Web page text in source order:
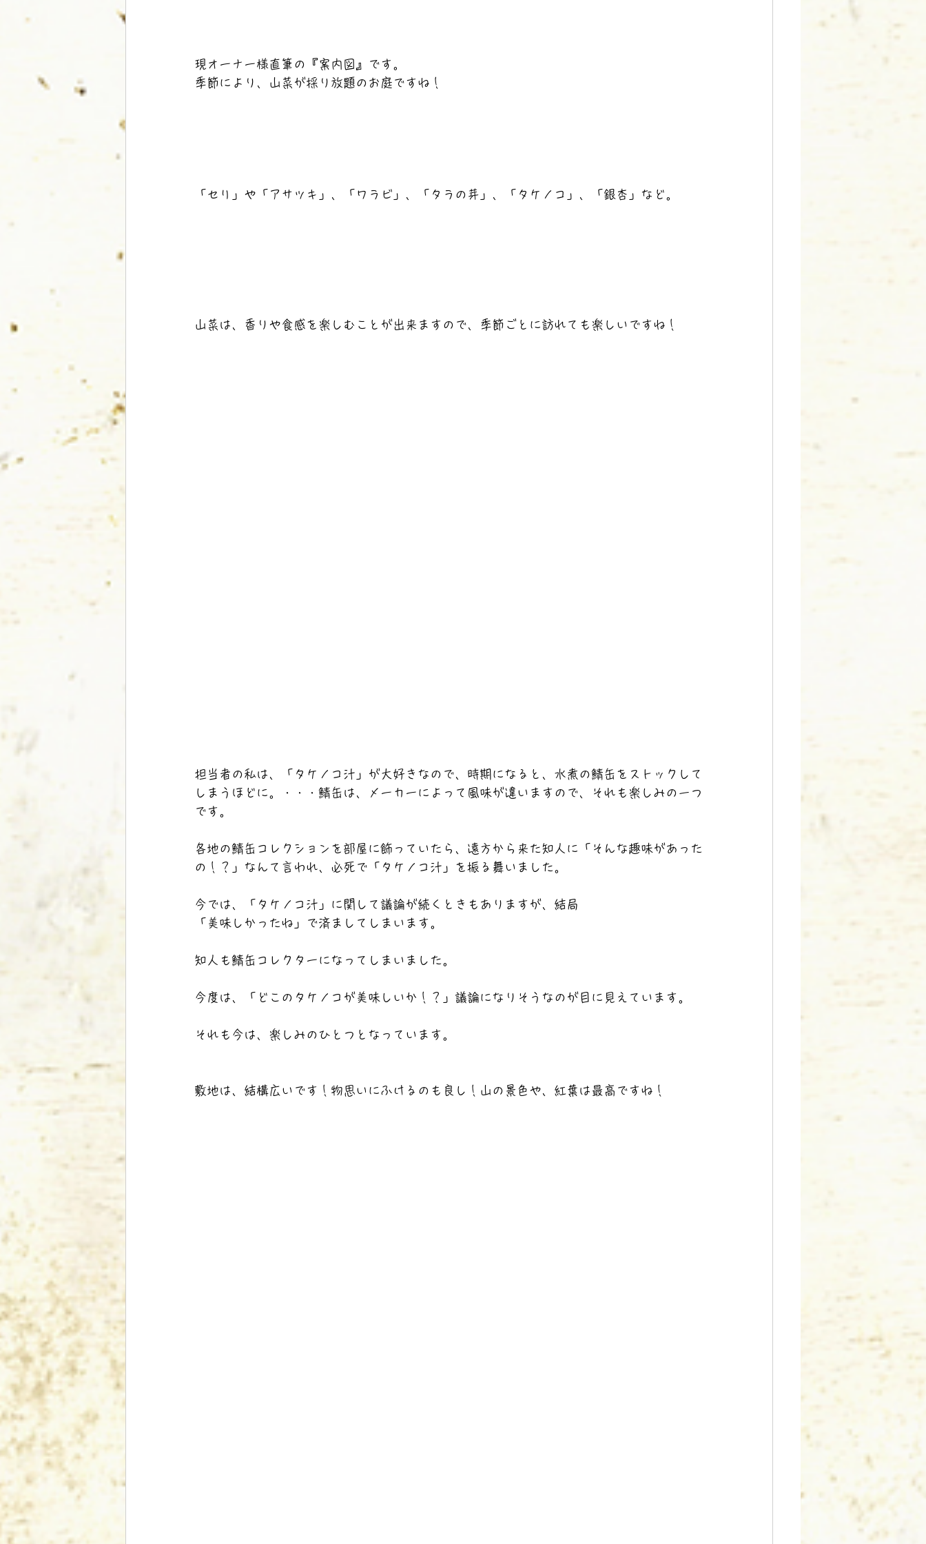
現オーナー様直筆の『案内図』です。
季節により、山菜が採り放題のお庭ですね！
「セリ」や「アサツキ」、「ワラビ」、「タラの芽」、「タケノコ」、「銀杏」など。
山菜は、香りや食感を楽しむことが出来ますので、季節ごとに訪れても楽しいですね！
担当者の私は、「タケノコ汁」が大好きなので、時期になると、水煮の鯖缶をストックして
しまうほどに。・・・鯖缶は、メーカーによって風味が違いますので、それも楽しみの一つ
です。
各地の鯖缶コレクションを部屋に飾っていたら、遠方から来た知人に「そんな趣味があった
の！？」なんて言われ、必死で「タケノコ汁」を振る舞いました。
今では、「タケノコ汁」に関して議論が続くときもありますが、結局
「美味しかったね」で済ましてしまいます。
知人も鯖缶コレクターになってしまいました。
今度は、「どこのタケノコが美味しいか！？」議論になりそうなのが目に見えています。
それも今は、楽しみのひとつとなっています。
敷地は、結構広いです！物思いにふけるのも良し！山の景色や、紅葉は最高ですね！